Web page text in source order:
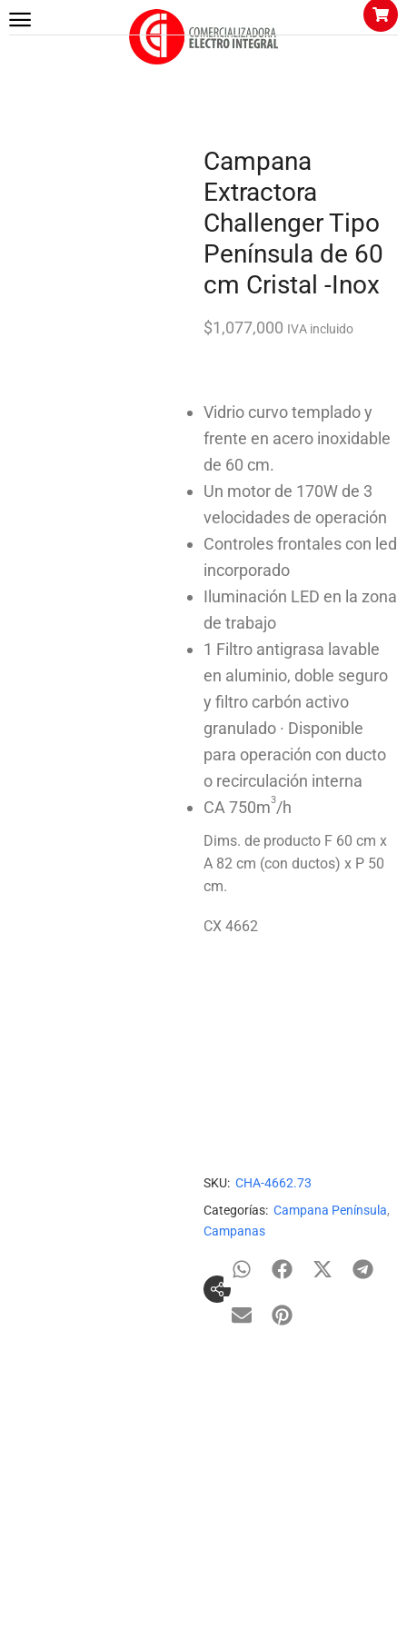
Campana
Extractora
Challenger Tipo
Península de 60
cm Cristal -Inox
$1,077,000 IVA incluido
Vidrio curvo templado y
frente en acero inoxidable
de 60 cm.
Un motor de 170W de 3
velocidades de operación
Controles frontales con led
incorporado
Iluminación LED en la zona
de trabajo
1 Filtro antigrasa lavable
en aluminio, doble seguro
y filtro carbón activo
granulado · Disponible
para operación con ducto
o recirculación interna
CA 750m3/h
Dims. de producto F 60 cm x
A 82 cm (con ductos) x P 50
cm.
CX 4662
SKU: CHA-4662.73
Categorías: Campana Península,
Campanas